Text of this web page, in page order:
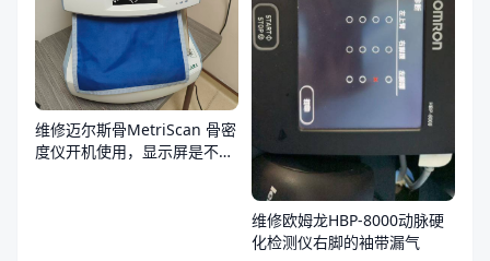
维修迈尔斯骨MetriScan 骨密
度仪开机使用，显示屏是不
维修欧姆龙HBP-8000动脉硬
化检测仪右脚的袖带漏气